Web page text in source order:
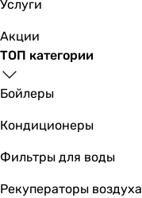
Услуги
Акции
ТОП категории
Бойлеры
Кондиционеры
Фильтры для воды
Рекуператоры воздуха